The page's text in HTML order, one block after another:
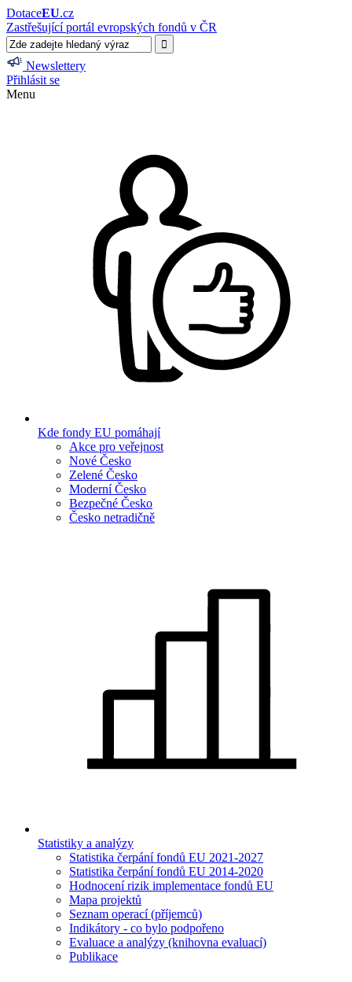
DotaceEU.cz
Zastřešující portál evropských fondů v ČR
Newslettery
Přihlásit se
Menu
Kde fondy EU pomáhají
Akce pro veřejnost
Nové Česko
Zelené Česko
Moderní Česko
Bezpečné Česko
Česko netradičně
Statistiky a analýzy
Statistika čerpání fondů EU 2021-2027
Statistika čerpání fondů EU 2014-2020
Hodnocení rizik implementace fondů EU
Mapa projektů
Seznam operací (příjemců)
Indikátory - co bylo podpořeno
Evaluace a analýzy (knihovna evaluací)
Publikace